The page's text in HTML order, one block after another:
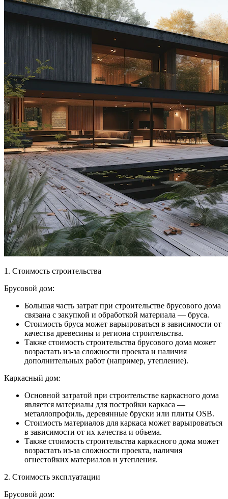
1. Стоимость строительства
Брусовой дом:
Большая часть затрат при строительстве брусового дома
связана с закупкой и обработкой материала — бруса.
Стоимость бруса может варьироваться в зависимости от
качества древесины и региона строительства.
Также стоимость строительства брусового дома может
возрастать из-за сложности проекта и наличия
дополнительных работ (например, утепление).
Каркасный дом:
Основной затратой при строительстве каркасного дома
является материалы для постройки каркаса —
металлопрофиль, деревянные бруски или плиты OSB.
Стоимость материалов для каркаса может варьироваться
в зависимости от их качества и объема.
Также стоимость строительства каркасного дома может
возрастать из-за сложности проекта, наличия
огнестойких материалов и утепления.
2. Стоимость эксплуатации
Брусовой дом: